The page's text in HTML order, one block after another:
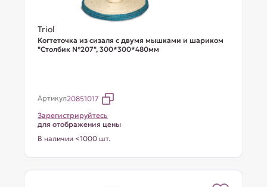
Triol
Когтеточка из сизаля с двумя мышками и шариком
"Столбик №207", 300*300*480мм
Артикул20851017
Зарегистрируйтесь
для отображения цены
В наличии <1000 шт.